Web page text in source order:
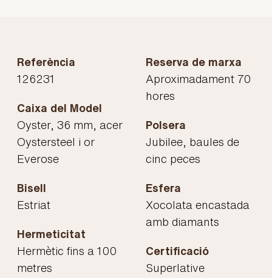
Referència
126231
Caixa del Model
Oyster, 36 mm, acer
Oystersteel i or
Everose
Bisell
Estriat
Hermeticitat
Hermètic fins a 100
metres
Reserva de marxa
Aproximadament 70
hores
Polsera
Jubilee, baules de
cinc peces
Esfera
Xocolata encastada
amb diamants
Certificació
Superlative